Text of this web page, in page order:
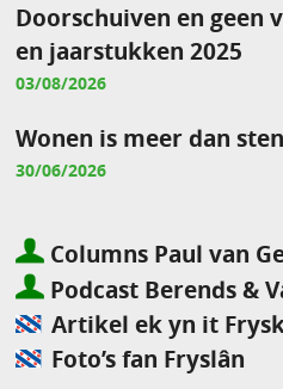
Doorschuiven en geen
en jaarstukken 2025
03/08/2026
Wonen is meer dan
30/06/2026
Columns Paul van
Podcast Berends &
Artikel ek yn it
Foto’s fan Fryslân